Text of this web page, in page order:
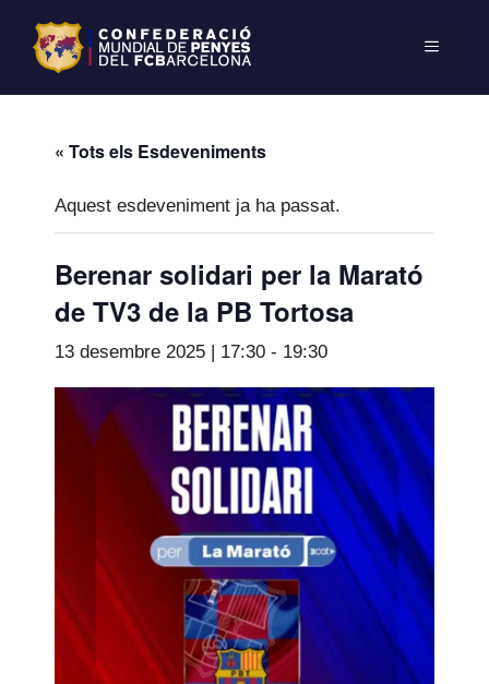
« Tots els Esdeveniments
Aquest esdeveniment ja ha passat.
Berenar solidari per la Marató
de TV3 de la PB Tortosa
13 desembre 2025 | 17:30 - 19:30